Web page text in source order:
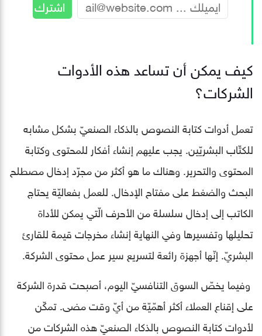
كيف يمكن أن تساعد هذه الأدوات
الشركات؟
تعمل أدوات كتابة النصوص بالذكاء الصنعيّ بشكل مشابه
للكتّاب البشريّين. يجب عليهم إنشاء أفكار للمحتوى وكتابة
المحتوى والتحرير. وهناك ما هو أكثر من مجرّد إدخال مصطلح
البحث والضغط على مفتاح الإدخال. للعمل بفعاليّة يحتاج
الكاتب إلى إدخال سلسلة من الأحرف الّتي يمكن للأداة
تحليلها وتفسيرها وفي النهاية إنشاء مخرجات قيمة للقارئ
البشريّ. إنّها أجهزة رائعة لتسريع سير عمل محتوى الشركة.
وفيما يخصّ السوق التنافسيّ اليوم، أصبحت قدرة الشركة
على إقناع العملاء أكثر أهمّيّة من أيّ وقت مضى. تمكّن
لأدوات كتابة النصوص بالذكاء الصنعيّ هذه الشركات من